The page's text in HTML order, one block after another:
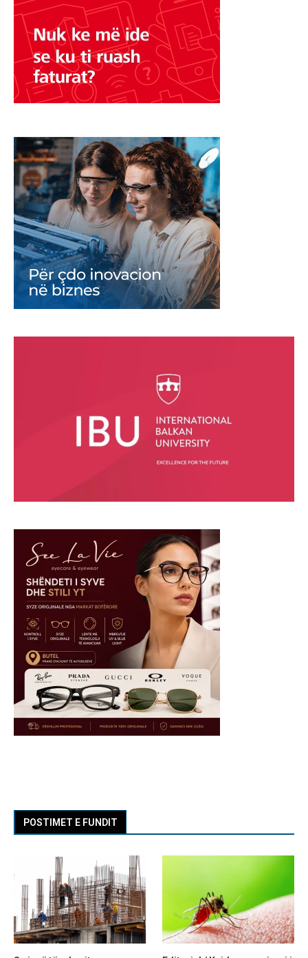
POSTIMET E FUNDIT